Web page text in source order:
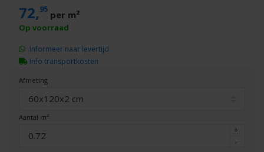
Afmeting
60x120x2 cm
Aantal m²
+
-
72,95 per m²
Informeer naar levertijd
Info transportkosten